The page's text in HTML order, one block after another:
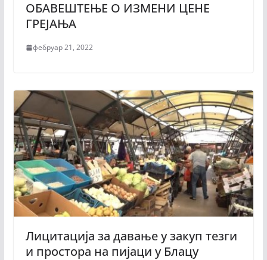
ОБАВЕШТЕЊЕ О ИЗМЕНИ ЦЕНЕ
ГРЕЈАЊА
фебруар 21, 2022
Лицитација за давање у закуп тезги
и простора на пијаци у Блацу